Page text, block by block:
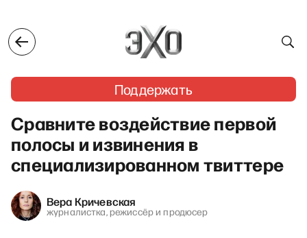
Поддержать
Сравните воздействие первой
полосы и извинения в
специализированном твиттере
Вера Кричевская
журналистка, режиссёр и продюсер